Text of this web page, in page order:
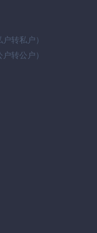
转私户）
转公户）